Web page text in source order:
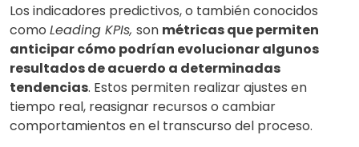
Los indicadores predictivos, o también conocidos
como Leading KPIs, son métricas que permiten
anticipar cómo podrían evolucionar algunos
resultados de acuerdo a determinadas
tendencias. Estos permiten realizar ajustes en
tiempo real, reasignar recursos o cambiar
comportamientos en el transcurso del proceso.